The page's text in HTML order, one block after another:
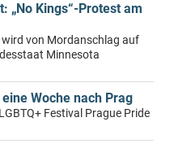
„No Kings“-Protest am
von Mordanschlag auf
Minnesota
Woche nach Prag
Festival Prague Pride